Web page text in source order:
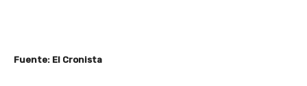
Fuente: El Cronista